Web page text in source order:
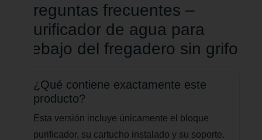
Preguntas frecuentes –
Purificador de agua para
debajo del fregadero sin grifo
¿Qué contiene exactamente este
producto?
Esta versión incluye únicamente el bloque
purificador, su cartucho instalado y su soporte.